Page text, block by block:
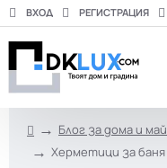
ВХОД РЕГИСТРАЦИЯ
Блог за дома и
Херметици за баня